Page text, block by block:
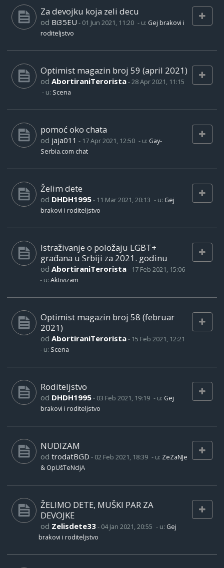
Za devojku koja zeli decu
od Bi35EU - 01 Jun 2021, 11:20 - u: Gej brakovi i
roditeljstvo
Optimist magazin broj 59 (april 2021)
od AbortiraniTerorista-28 Apr 2021, 11:15
- u: Scena
pomoć oko chata
od jaja011 - 17 Apr 2021, 12:50 - u: Gay-
Serbia.com chat
Želim dete
od DHDH1995- 11 Mar 2021, 20:13 - u: Gej
brakovi i roditeljstvo
Istraživanje o položaju LGBT+
građana u Srbiji za 2021. godinu
od AbortiraniTerorista- 17 Feb 2021, 15:06
- u: Aktivizam
Optimist magazin broj 58 (februar
2021)
od AbortiraniTerorista- 15 Feb 2021, 12:21
- u: Scena
Roditeljstvo
od DHDH1995- 03 Feb 2021, 19:19 - u: Gej
brakovi i roditeljstvo
NUDIZAM
od trodatBGD - 02 Feb 2021, 18:39 - u: ZeZaNJe
& OpUšTeNcIjA
ŽELIMO DETE, MUŠKI PAR ZA
DEVOJKE
od Zelisdete33- 04 Jan 2021, 20:55 - u: Gej
brakovi i roditeljstvo